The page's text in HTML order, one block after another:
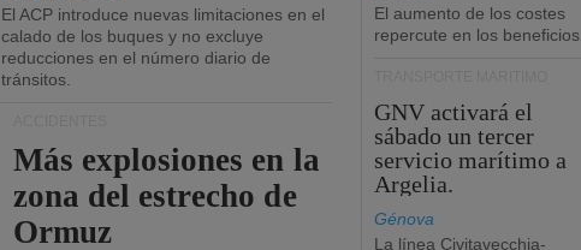
El ACP introduce nuevas limitaciones en el
calado de los buques y no excluye
reducciones en el número diario de
tránsitos.
Más explosiones en la
zona del estrecho de
Ormuz
El aumento de los costes
repercute en los beneficios.
GNV activará el
sábado un tercer
servicio marítimo a
Argelia.
Génova
La línea Civitavecchia-